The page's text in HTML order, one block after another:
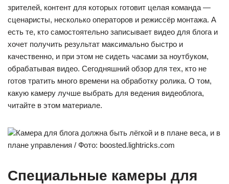
зрителей, контент для которых готовит целая команда —
сценаристы, несколько операторов и режиссёр монтажа. А
есть те, кто самостоятельно записывает видео для блога и
хочет получить результат максимально быстро и
качественно, и при этом не сидеть часами за ноутбуком,
обрабатывая видео. Сегодняшний обзор для тех, кто не
готов тратить много времени на обработку ролика. О том,
какую камеру лучше выбрать для ведения видеоблога,
читайте в этом материале.
Камера для блога должна быть лёгкой и в плане веса, и в
плане управления / Фото: boosted.lightricks.com
Специальные камеры для